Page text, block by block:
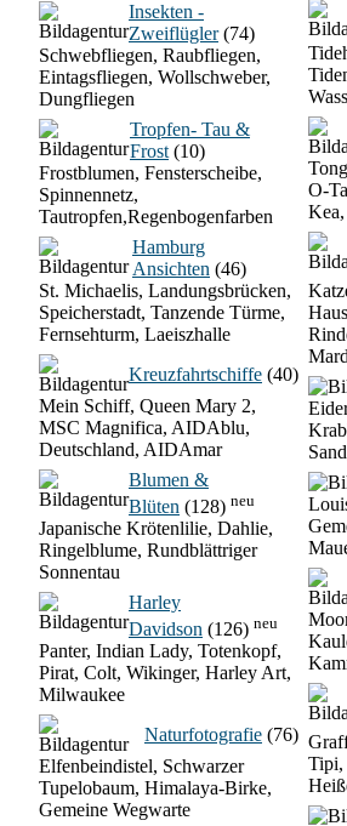
Insekten -
Zweiflügler(74)
Schwebfliegen, Raubfliegen,
Eintagsfliegen, Wollschweber,
Dungfliegen
Tropfen- Tau &
Frost (10)
Frostblumen, Fensterscheibe,
Spinnennetz,
Tautropfen,Regenbogenfarben
Hamburg
Ansichten (46)
St. Michaelis, Landungsbrücken,
Speicherstadt, Tanzende Türme,
Fernsehturm, Laeiszhalle
Kreuzfahrtschiffe (40)
Mein Schiff, Queen Mary 2,
MSC Magnifica, AIDAblu,
Deutschland, AIDAmar
Blumen &
Blüten (128) neu
Japanische Krötenlilie, Dahlie,
Ringelblume, Rundblättriger
Sonnentau
Harley
Davidson (126) neu
Panter, Indian Lady, Totenkopf,
Pirat, Colt, Wikinger, Harley Art,
Milwaukee
Naturfotografie (76)
Elfenbeindistel, Schwarzer
Tupelobaum, Himalaya-Birke,
Gemeine Wegwarte
O-
Tipi,